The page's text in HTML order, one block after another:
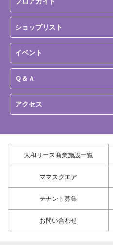
ショップリスト
イベント
Ｑ＆Ａ
アクセス
大和リース商業施設一覧
ママスクエア
テナント募集
お問い合わせ